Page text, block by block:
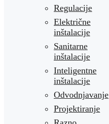
Regulacije
Električne
inštalacije
Sanitarne
inštalacije
Inteligentne
inštalacije
Odvodnjavanje
Projektiranje